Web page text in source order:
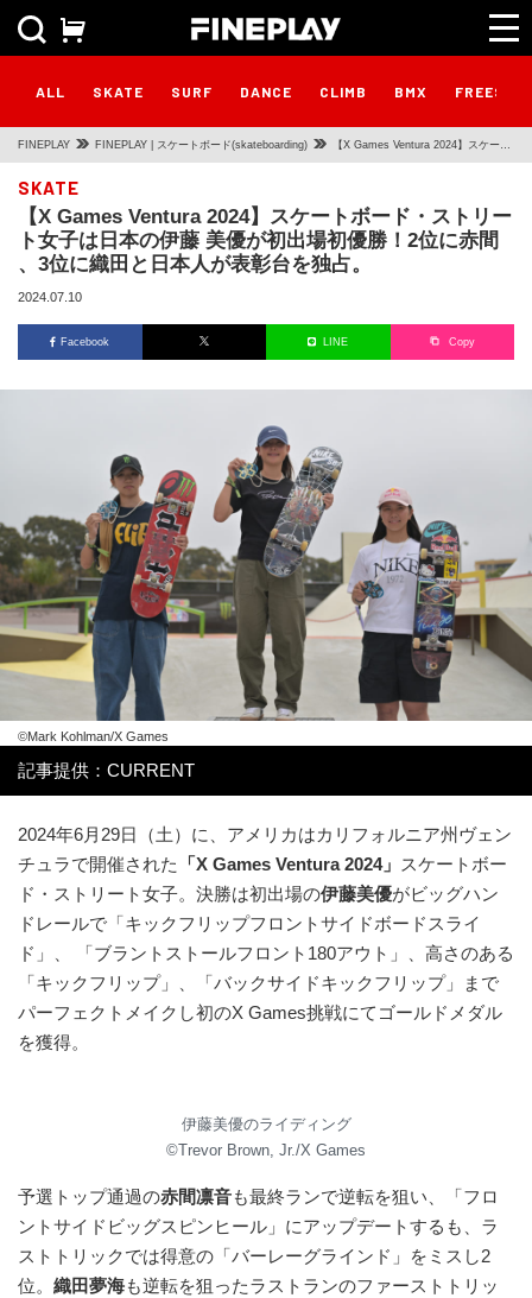
ALL SKATE SURF DANCE CLIMB BMX
FINEPLAY FINEPLAY | スケートボード(skateboarding) 【X Games Ventura 2024】スケート
美優が初出場初優勝！2位に赤間 、3
位に織田と日本人が表彰台を独占。
SKATE
【X Games Ventura 2024】スケートボード・ストリー
ト女子は日本の伊藤 美優が初出場初優勝！2位に赤間
、3位に織田と日本人が表彰台を独占。
2024.07.10
Facebook LINE Copy
©Mark Kohlman/X Games
記事提供：CURRENT
2024年6月29日（土）に、アメリカはカリフォルニア州ヴェン
チュラで開催された
「X Games Ventura 2024」 スケートボー
ド・ストリート女子。決勝は初出場の伊藤美優がビッグハン
ドレールで「キックフリップフロントサイドボードスライ
ド」、 「ブラントストールフロント180アウト」、高さのある
「キックフリップ」、「バックサイドキックフリップ」まで
パーフェクトメイクし初のX Games挑戦にてゴールドメダル
を獲得。
伊藤美優のライディング
©Trevor Brown, Jr./X Games
予選トップ通過の赤間凛音も最終ランで逆転を狙い、「フロ
ントサイドビッグスピンヒール」にアップデートするも、ラ
ストトリックでは得意の「バーレーグラインド」をミスし2
位。 織田夢海も逆転を狙ったラストランのファーストトリッ